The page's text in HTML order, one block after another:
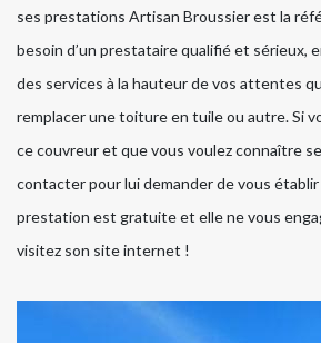
ses prestations Artisan Broussier est la
besoin d’un prestataire qualifié et sérieux,
des services à la hauteur de vos attentes
remplacer une toiture en tuile ou autre. Si
ce couvreur et que vous voulez connaître
contacter pour lui demander de vous
prestation est gratuite et elle ne vous
visitez son site internet !